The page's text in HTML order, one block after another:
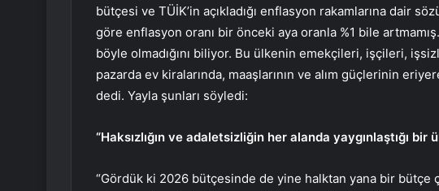
bütçesi ve TÜİK’in açıkladığı enflasyon rakamlarına dair
göre enflasyon oranı bir önceki aya oranla %1 bile
böyle olmadığını biliyor. Bu ülkenin emekçileri, işçileri,
pazarda ev kiralarında, maaşlarının ve alım güçlerinin
dedi. Yayla şunları söyledi:
“Haksızlığın ve adaletsizliğin her alanda yaygınlaştığı bir
“Gördük ki 2026 bütçesinde de yine halktan yana bir bütçe